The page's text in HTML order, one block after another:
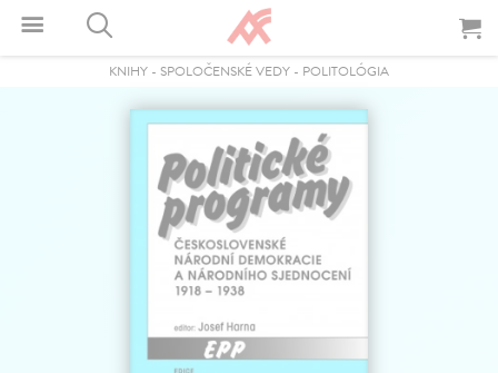
KNIHY - SPOLOČENSKÉ VEDY - POLITOLÓGIA